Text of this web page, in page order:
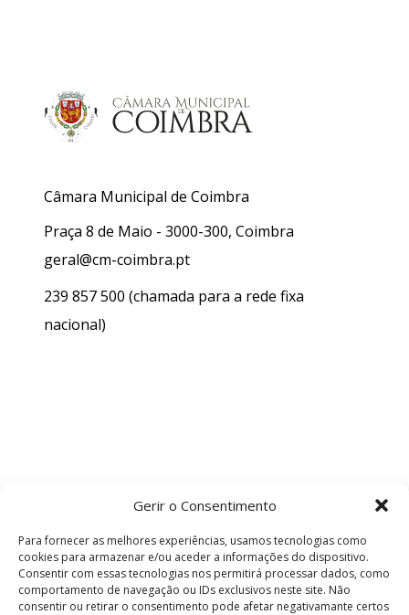
Gerir o Consentimento
Para fornecer as melhores experiências, usamos tecnologias como
cookies para armazenar e/ou aceder a informações do dispositivo.
Consentir com essas tecnologias nos permitirá processar dados, como
comportamento de navegação ou IDs exclusivos neste site. Não
consentir ou retirar o consentimento pode afetar negativamante certos
Câmara Municipal de Coimbra
Praça 8 de Maio - 3000-300, Coimbra
geral@cm-coimbra.pt
239 857 500 (chamada para a rede fixa
nacional)